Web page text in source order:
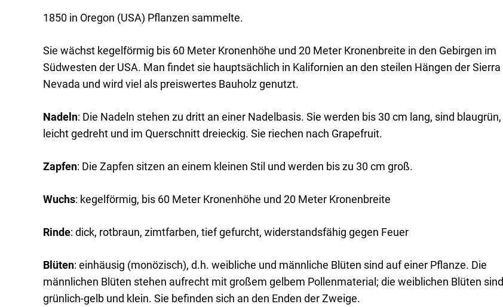
1850 in Oregon (USA) Pflanzen sammelte.
Sie wächst kegelförmig bis 60 Meter Kronenhöhe und 20 Meter Kronenbreite in den Gebirgen im
Südwesten der USA. Man findet sie hauptsächlich in Kalifornien an den steilen Hängen der Sierra
Nevada und wird viel als preiswertes Bauholz genutzt.
Nadeln: Die Nadeln stehen zu dritt an einer Nadelbasis. Sie werden bis 30 cm lang, sind blaugrün,
leicht gedreht und im Querschnitt dreieckig. Sie riechen nach Grapefruit.
Zapfen: Die Zapfen sitzen an einem kleinen Stil und werden bis zu 30 cm groß.
Wuchs: kegelförmig, bis 60 Meter Kronenhöhe und 20 Meter Kronenbreite
Rinde: dick, rotbraun, zimtfarben, tief gefurcht, widerstandsfähig gegen Feuer
Blüten: einhäusig (monözisch), d.h. weibliche und männliche Blüten sind auf einer Pflanze. Die
männlichen Blüten stehen aufrecht mit großem gelbem Pollenmaterial; die weiblichen Blüten sind
grünlich-gelb und klein. Sie befinden sich an den Enden der Zweige.